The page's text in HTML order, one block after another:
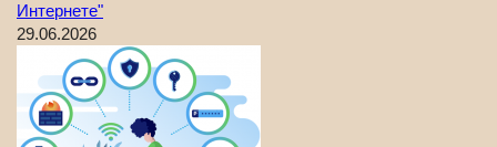
Интернете"
29.06.2026